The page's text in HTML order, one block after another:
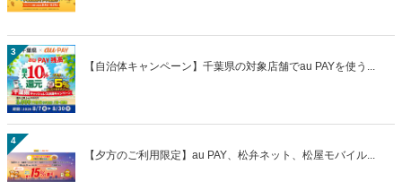
3
【自治体キャンペーン】千葉県の対象店舗でau PAYを使う...
4
【夕方のご利用限定】au PAY、松弁ネット、松屋モバイル...